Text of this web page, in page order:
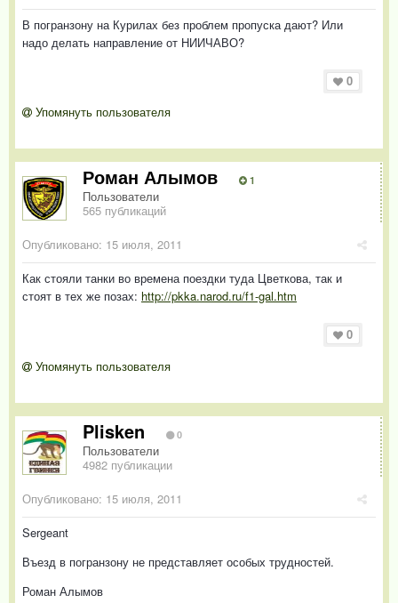
В погранзону на Курилах без проблем пропуска дают? Или
надо делать направление от НИИЧАВО?
0
Упомянуть пользователя
Роман Алымов 1
Пользователи
565 публикаций
Опубликовано: 15 июля, 2011
Как стояли танки во времена поездки туда Цветкова, так и
стоят в тех же позах: http://pkka.narod.ru/f1-gal.htm
0
Упомянуть пользователя
Plisken 0
Пользователи
4982 публикации
Опубликовано: 15 июля, 2011
Sergeant
Въезд в погранзону не представляет особых трудностей.
Роман Алымов